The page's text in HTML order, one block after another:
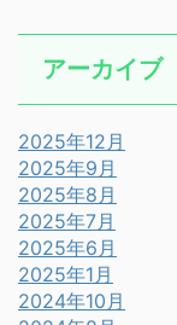
アーカイブ
2025年12月
2025年9月
2025年8月
2025年7月
2025年6月
2025年1月
2024年10月